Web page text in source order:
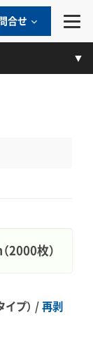
合せ
2000枚）
イプ） / 再剥